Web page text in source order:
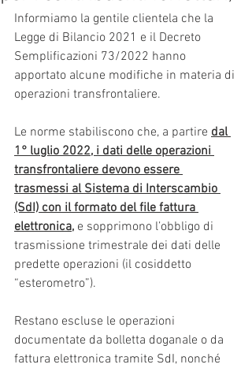
Informiamo la gentile clientela che la
Legge di Bilancio 2021 e il Decreto
Semplificazioni 73/2022 hanno
apportato alcune modifiche in materia di
operazioni transfrontaliere.
Le norme stabiliscono che, a partire dal
1° luglio 2022, i dati delle operazioni
transfrontaliere devono essere
trasmessi al Sistema di Interscambio
(SdI) con il formato del file fattura
elettronica, e sopprimono l’obbligo di
trasmissione trimestrale dei dati delle
predette operazioni (il cosiddetto
“esterometro”).
Restano escluse le operazioni
documentate da bolletta doganale o da
fattura elettronica tramite SdI, nonché